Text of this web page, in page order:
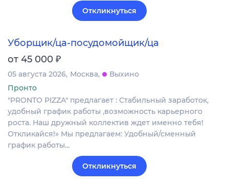
Откликнуться
Уборщик/ца-посудомойщик/ца
от 45 000 ₽
05 августа 2026 Москва
Выхино
Пронто
"PRONTO PIZZA" предлагает : Стабильный заработок,
удобный график работы ,возможность карьерного
роста. Наш дружный коллектив ждет именно тебя!
Откликайся!» Мы предлагаем: Удобный/сменный
график работы…
Откликнуться